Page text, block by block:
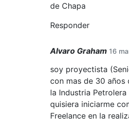
de Chapa
Responder
Alvaro Graham 16
soy proyectista
con mas de 30 años
la Industria
quisiera iniciarme
Freelance en la